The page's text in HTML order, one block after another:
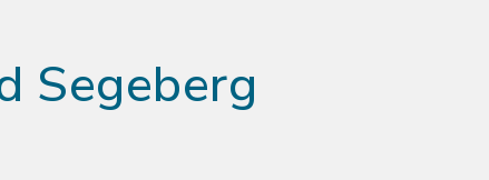
Segeberg